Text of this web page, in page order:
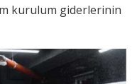
kurulum giderlerinin